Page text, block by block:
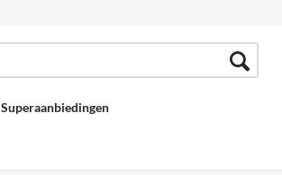
Superaanbiedingen